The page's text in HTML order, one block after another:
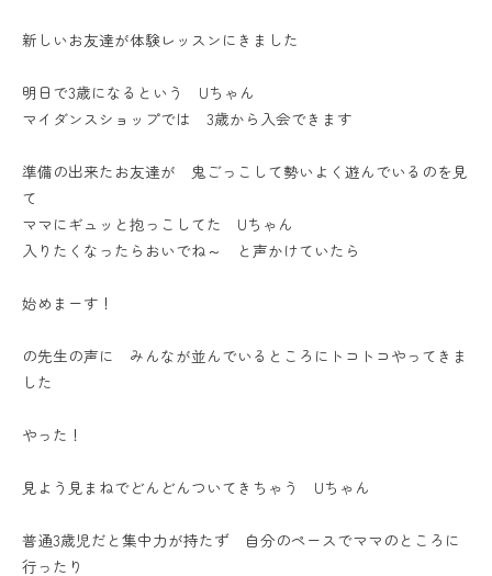
新しいお友達が体験レッスンにきました
明日で3歳になるという Uちゃん
マイダンスショップでは 3歳から入会できます
準備の出来たお友達が 鬼ごっこして勢いよく遊んでいるのを見
て
ママにギュッと抱っこしてた Uちゃん
入りたくなったらおいでね～ と声かけていたら
始めまーす！
の先生の声に みんなが並んでいるところにトコトコやってきま
した
やった！
見よう見まねでどんどんついてきちゃう Uちゃん
普通3歳児だと集中力が持たず 自分のペースでママのところに
行ったり